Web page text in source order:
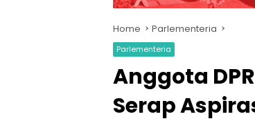
Home Parlementeria
Parlementeria
Anggota
Serap